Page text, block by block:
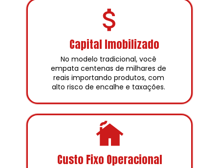
Capital Imobilizado
Custo Fixo Operacional
No modelo tradicional, você
empata centenas de milhares de
reais importando produtos, com
alto risco de encalhe e taxações.